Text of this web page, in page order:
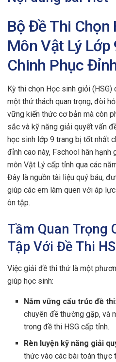
Bộ Đề Thi Chọn
Môn Vật Lý Lớp
Chinh Phục
Kỳ thi chọn Học sinh giỏi
một thử thách quan trọng, đòi
vững kiến thức cơ bản mà còn
sắc và kỹ năng giải quyết vấn
học sinh lớp 9 trang bị tốt nhất
đỉnh cao này, Fschool hân hạnh
môn Vật Lý cấp tỉnh qua các
Đây là nguồn tài liệu quý báu,
giúp các em làm quen với áp
ôn tập.
Tầm Quan Trọng
Tập Với Đề Thi
Việc giải đề thi thử là một
giúp học sinh:
Nắm vững cấu trúc đề thi:
chuyên đề thường gặp, và
trong đề thi HSG cấp tỉnh.
Rèn luyện kỹ năng giải
thức vào các bài toán thực